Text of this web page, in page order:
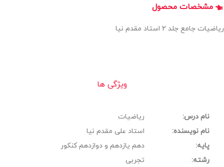
مشخصات محصول
ریاضیات جامع جلد 2 استاد مقدم نیا
ویژگی ها
نام درس:
ریاضیات
نام نویسنده:
استاد علی مقدم نیا
پایه:
دهم یازدهم و دوازدهم کنکور
رشته:
تجربی